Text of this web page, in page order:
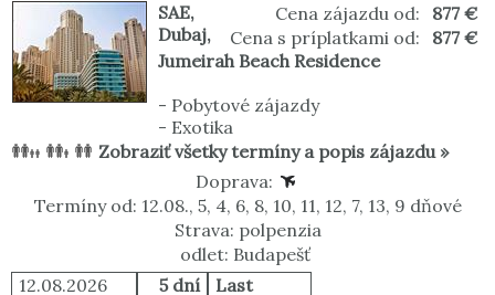
Cena zájazdu od:
877 €
Cena s príplatkami od:
877 €
SAE,
Dubaj,
Jumeirah Beach Residence
- Pobytové zájazdy
- Exotika
Zobraziť všetky termíny a popis zájazdu »
Doprava:
Termíny od: 12.08., 5, 4, 6, 8, 10, 11, 12, 7, 13, 9 dňové
Strava: polpenzia
odlet: Budapešť
12.08.2026
5 dní Last